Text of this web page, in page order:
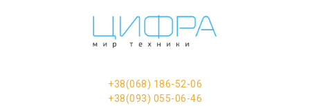
+38(068) 186-52-06
+38(093) 055-06-46